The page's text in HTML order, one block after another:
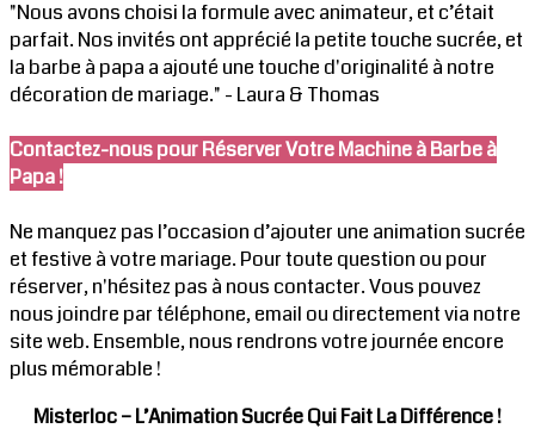
"Nous avons choisi la formule avec animateur, et c’était
parfait. Nos invités ont apprécié la petite touche sucrée, et
la barbe à papa a ajouté une touche d'originalité à notre
décoration de mariage." - Laura & Thomas
Contactez-nous pour Réserver Votre Machine à Barbe à
Papa !
Ne manquez pas l’occasion d’ajouter une animation sucrée
et festive à votre mariage. Pour toute question ou pour
réserver, n'hésitez pas à nous contacter. Vous pouvez
nous joindre par téléphone, email ou directement via notre
site web. Ensemble, nous rendrons votre journée encore
plus mémorable !
Misterloc – L’Animation Sucrée Qui Fait La Différence !